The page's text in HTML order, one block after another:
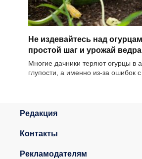
Не издевайтесь над
простой шаг и урожай
Многие дачники теряют огурцы в
глупости, а именно из-за ошибок с
Редакция
Контакты
Рекламодателям